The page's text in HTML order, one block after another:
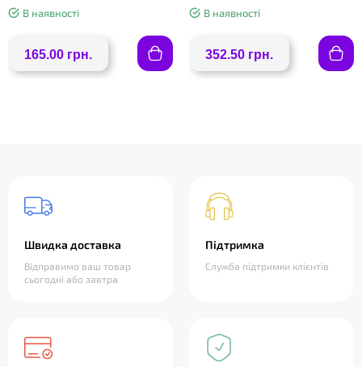
В наявності
165.00 грн.
В наявності
352.50 грн.
Швидка доставка
Відправимо ваш товар
сьогодні або завтра
Підтримка
Служба підтримки клієнтів